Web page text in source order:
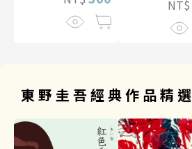
NT$
東野圭吾經典作品精選